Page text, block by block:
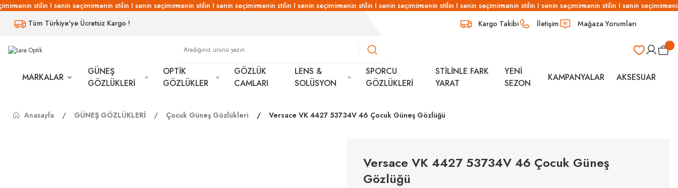
senin stilin I senin seçiminsenin stilin I senin seçiminsenin stilin I senin seçiminsenin stilin I senin seçiminsenin stilin I senin seçiminsenin stilin I senin seçiminsenin stilin I senin seçiminsenin stilin I senin seçimin
Tüm Türkiye'ye Ücretsiz Kargo !
Kargo Takibi İletişim Mağaza Yorumları
MARKALAR
GÜNEŞ
GÖZLÜKLERİ
OPTİK
GÖZLÜKLER
GÖZLÜK
CAMLARI
LENS &
SOLÜSYON
SPORCU
GÖZLÜKLERİ
STİLİNLE FARK
YARAT
YENİ
SEZON
KAMPANYALAR AKSESUAR
Anasayfa GÜNEŞ GÖZLÜKLERİ Çocuk Güneş Gözlükleri Versace VK 4427 53734V 46 Çocuk Güneş Gözlüğü
Versace VK 4427 53734V 46 Çocuk Güneş
Gözlüğü